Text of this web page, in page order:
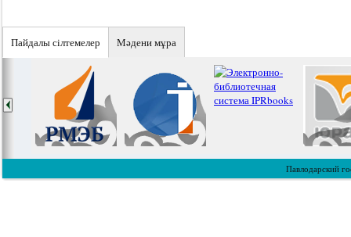
Пайдалы сiлтемелер Мәдени мұра
Павлодарский